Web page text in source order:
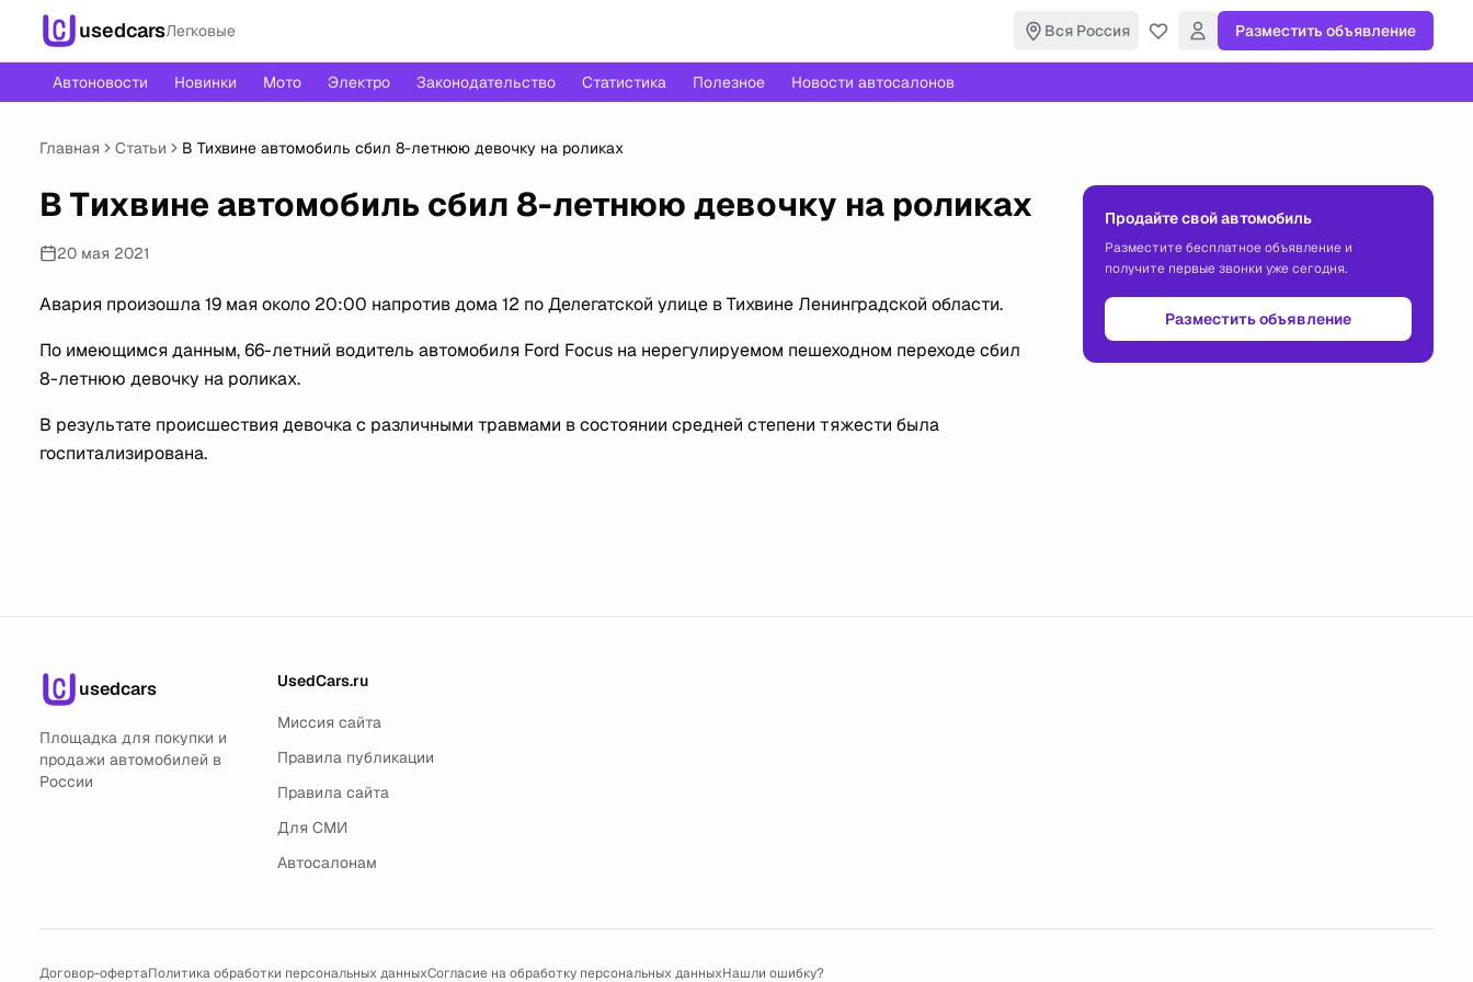
usedcarsЛегковые Вся Россия Разместить объявление
Автоновости Новинки Мото Электро Законодательство Статистика Полезное Новости автосалонов
Главная Статьи В Тихвине автомобиль сбил 8-летнюю девочку на роликах
В Тихвине автомобиль сбил 8-летнюю девочку на роликах
20 мая 2021
Авария произошла 19 мая около 20:00 напротив дома 12 по Делегатской улице в Тихвине Ленинградской области.
По имеющимся данным, 66-летний водитель автомобиля Ford Focus на нерегулируемом пешеходном переходе сбил
8-летнюю девочку на роликах.
В результате происшествия девочка с различными травмами в состоянии средней степени тяжести была
госпитализирована.
Продайте свой автомобиль
Разместите бесплатное объявление и
получите первые звонки уже сегодня.
Разместить объявление
usedcars
Площадка для покупки и
продажи автомобилей в
России
UsedCars.ru
Миссия сайта
Правила публикации
Правила сайта
Для СМИ
Автосалонам
Договор-офертаПолитика обработки персональных данныхСогласие на обработку персональных данныхНашли ошибку?